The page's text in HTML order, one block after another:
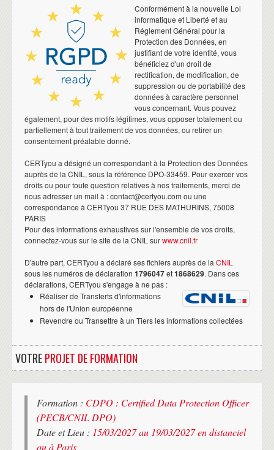
Conformément à la nouvelle Loi
informatique et Liberté et au
Réglement Général pour la
Protection des Données, en
justifiant de votre identité, vous
bénéficiez d'un droit de
rectification, de modification, de
suppression ou de portabilité des
données à caractère personnel
vous concernant. Vous pouvez
également, pour des motifs légitimes, vous opposer totalement ou
partiellement à tout traitement de vos données, ou retirer un
consentement préalable donné.
CERTyou a désigné un correspondant à la Protection des Données
auprès de la CNIL, sous la référence DPO-33459. Pour exercer vos
droits ou pour toute question relatives à nos traitements, merci de
nous adresser un mail à : contact@certyou.com ou une
correspondance à CERTyou 37 RUE DES MATHURINS, 75008
PARIS
Pour des informations exhaustives sur l'ensemble de vos droits,
connectez-vous sur le site de la CNIL surwww.cnil.fr
D'autre part, CERTyou a déclaré ses fichiers auprès de la CNIL
sous les numéros de déclaration 1796047et1868629. Dans ces
déclarations, CERTyou s'engage à ne pas :
Réaliser de Transferts d'informations
hors de l'Union européenne
Revendre ou Transettre à un Tiers les informations collectées
VOTREPROJET DE FORMATION
Formation : CDPO : Certified Data Protection Officer
(PECB/CNIL DPO)
Date et Lieu : 15/03/2027 au 19/03/2027 en distanciel
ou à Paris